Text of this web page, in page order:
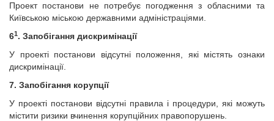
Проект постанови не потребує погодження з обласними та
Київською міською державними адміністраціями.
61. Запобігання дискримінації
У проекті постанови відсутні положення, які містять ознаки
дискримінації.
7. Запобігання корупції
У проекті постанови відсутні правила і процедури, які можуть
містити ризики вчинення корупційних правопорушень.